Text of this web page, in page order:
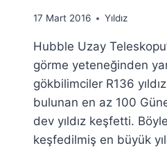
By
Fuat
Özyar
17 Mart 2016 Yıldız
Hubble Uzay
görme yeteneğinden
gökbilimciler R136
bulunan en az 100
dev yıldız keşfetti.
keşfedilmiş en büyük